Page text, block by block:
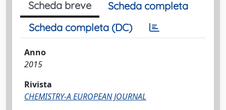
Scheda breve
Scheda completa
Scheda completa (DC)
Anno
2015
Rivista
CHEMISTRY-A EUROPEAN JOURNAL